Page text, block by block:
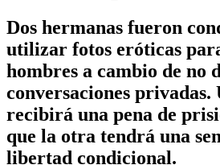
Dos hermanas fueron
utilizar fotos eróticas
hombres a cambio de no
conversaciones privadas.
recibirá una pena de
que la otra tendrá una
libertad condicional.